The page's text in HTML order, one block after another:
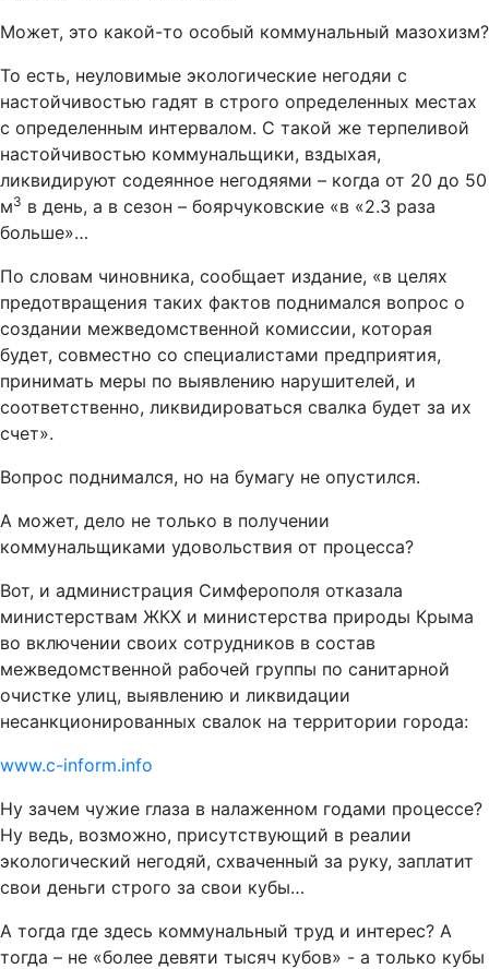
Может, это какой-то особый коммунальный мазохизм?
То есть, неуловимые экологические негодяи с
настойчивостью гадят в строго определенных местах
с определенным интервалом. С такой же терпеливой
настойчивостью коммунальщики, вздыхая,
ликвидируют содеянное негодяями – когда от 20 до 50
м3 в день, а в сезон – боярчуковские «в «2.3 раза
больше»…
По словам чиновника, сообщает издание, «в целях
предотвращения таких фактов поднимался вопрос о
создании межведомственной комиссии, которая
будет, совместно со специалистами предприятия,
принимать меры по выявлению нарушителей, и
соответственно, ликвидироваться свалка будет за их
счет».
Вопрос поднимался, но на бумагу не опустился.
А может, дело не только в получении
коммунальщиками удовольствия от процесса?
Вот, и администрация Симферополя отказала
министерствам ЖКХ и министерства природы Крыма
во включении своих сотрудников в состав
межведомственной рабочей группы по санитарной
очистке улиц, выявлению и ликвидации
несанкционированных свалок на территории города:
www.c-inform.info
Ну зачем чужие глаза в налаженном годами процессе?
Ну ведь, возможно, присутствующий в реалии
экологический негодяй, схваченный за руку, заплатит
свои деньги строго за свои кубы…
А тогда где здесь коммунальный труд и интерес? А
тогда – не «более девяти тысяч кубов» - а только кубы